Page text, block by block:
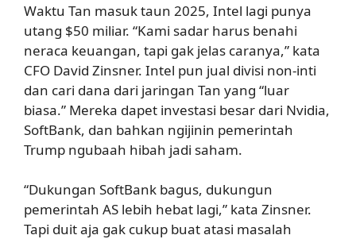
Waktu Tan masuk taun 2025, Intel lagi punya
utang $50 miliar. “Kami sadar harus benahi
neraca keuangan, tapi gak jelas caranya,” kata
CFO David Zinsner. Intel pun jual divisi non-inti
dan cari dana dari jaringan Tan yang “luar
biasa.” Mereka dapet investasi besar dari Nvidia,
SoftBank, dan bahkan ngijinin pemerintah
Trump ngubaah hibah jadi saham.
“Dukungan SoftBank bagus, dukungun
pemerintah AS lebih hebat lagi,” kata Zinsner.
Tapi duit aja gak cukup buat atasi masalah